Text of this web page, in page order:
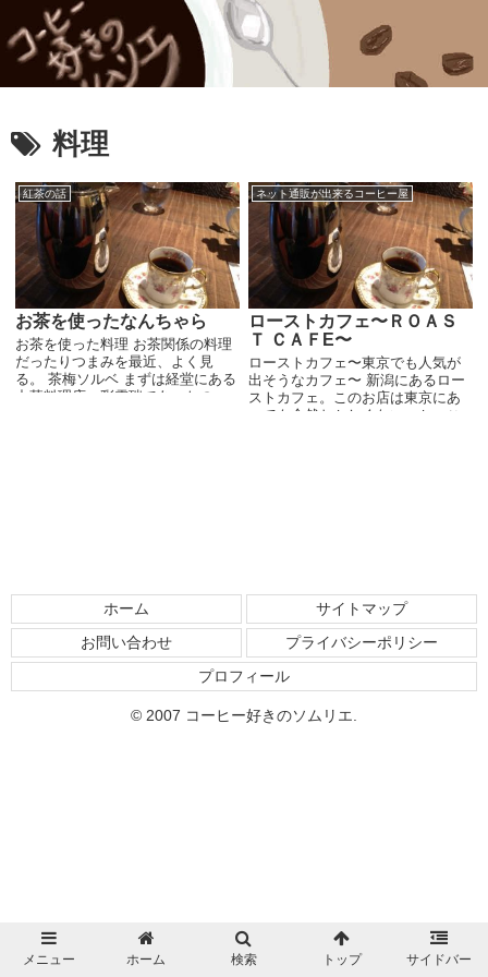
料理
紅茶の話
お茶を使ったなんちゃら
お茶を使った料理 お茶関係の料理
だったりつまみを最近、よく見
る。 茶梅ソルベ まずは経堂にある
中華料理店、彩雲瑞であったの
ネット通販が出来るコーヒー屋
ローストカフェ〜ＲＯＡＳ
Ｔ ＣＡＦE〜
ローストカフェ〜東京でも人気が
出そうなカフェ〜 新潟にあるロー
ストカフェ。このお店は東京にあ
っても全然おかしくない、かっこ
ホーム
サイトマップ
お問い合わせ
プライバシーポリシー
プロフィール
© 2007 コーヒー好きのソムリエ.
メニュー ホーム 検索 トップ サイドバー